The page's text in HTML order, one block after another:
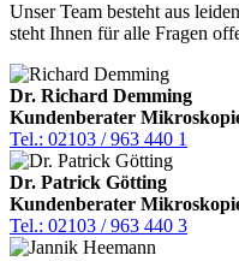
Unser Team besteht aus
steht Ihnen für alle Fragen
Dr. Richard Demming
Kundenberater
Tel.: 02103 / 963 440 1
Dr. Patrick Götting
Kundenberater
Tel.: 02103 / 963 440 3